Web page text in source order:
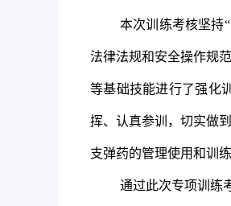
本次训练考核坚持
法律法规和安全操作规
等基础技能进行了强化
挥、认真参训，切实做
支弹药的管理使用和训
通过此次专项训练